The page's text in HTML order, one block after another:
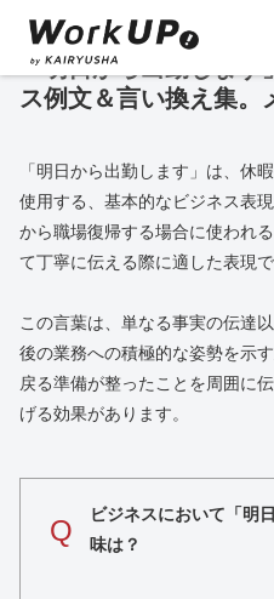
「明日から出勤します
ス例文＆言い換え集。
「明日から出勤します」は、休
使用する、基本的なビジネス表
から職場復帰する場合に使われ
て丁寧に伝える際に適した表現で
この言葉は、単なる事実の伝達
後の業務への積極的な姿勢を示
戻る準備が整ったことを周囲に
げる効果があります。
Q
ビジネスにおいて「明
味は？